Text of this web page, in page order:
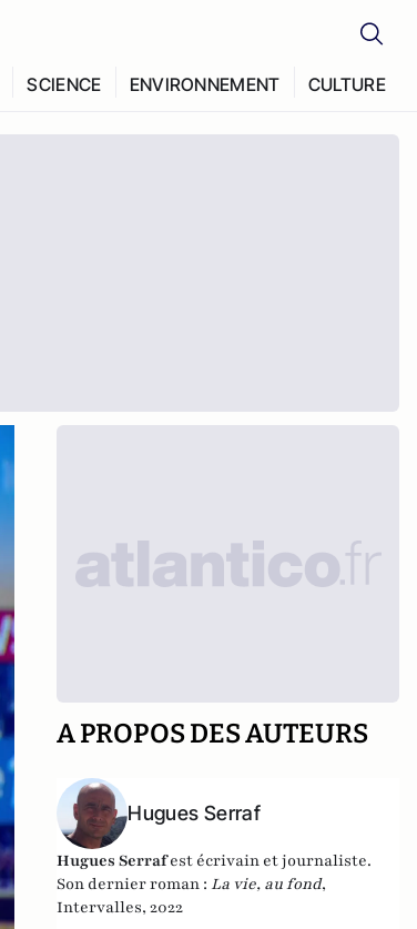
SCIENCE ENVIRONNEMENT CULTURE
A PROPOS DES AUTEURS
Hugues Serraf
Hugues Serrafest écrivain et journaliste.
Son dernier roman : La vie, au fond,
Intervalles, 2022